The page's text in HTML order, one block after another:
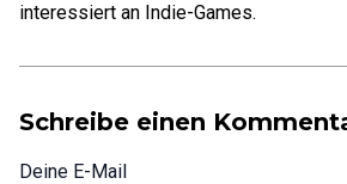
interessiert an Indie-Games.
Schreibe einen
Deine E-Mail